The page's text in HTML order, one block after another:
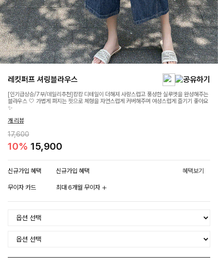
레킷퍼프 셔링블라우스
[인기급상승/7부/데일리추천]캉캉 디테일이 더해져 사랑스럽고 풍성한 실루엣을 완성해주는
블라우스 🤍 가볍게 퍼지는 핏으로 체형을 자연스럽게 커버해주며 여성스럽게 즐기기 좋아요
✨
개 리뷰
17,600
10% 15,900
신규가입 혜택 신규가입 혜택 혜택보기
무이자 카드 최대 6개월 무이자